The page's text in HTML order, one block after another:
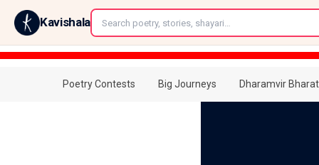
Kavishala
Poetry Contests Big Journeys Dharamvir